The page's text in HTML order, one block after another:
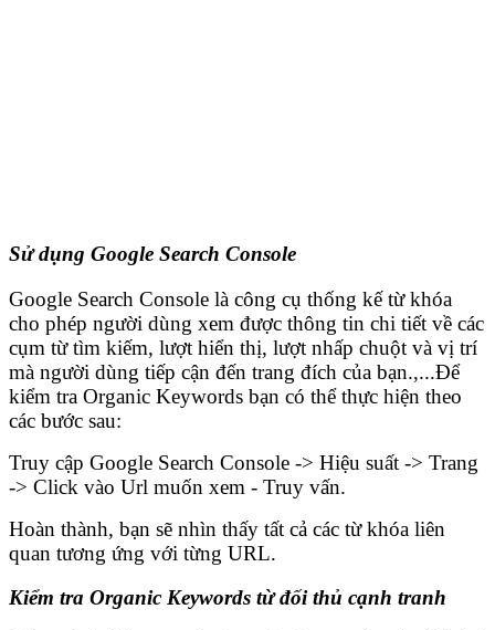
Sử dụng Google Search Console
Google Search Console là công cụ thống kế từ khóa
cho phép người dùng xem được thông tin chi tiết về các
cụm từ tìm kiếm, lượt hiển thị, lượt nhấp chuột và vị trí
mà người dùng tiếp cận đến trang đích của bạn.,...Để
kiểm tra Organic Keywords bạn có thể thực hiện theo
các bước sau:
Truy cập Google Search Console -> Hiệu suất -> Trang
-> Click vào Url muốn xem - Truy vấn.
Hoàn thành, bạn sẽ nhìn thấy tất cả các từ khóa liên
quan tương ứng với từng URL.
Kiểm tra Organic Keywords từ đối thủ cạnh tranh